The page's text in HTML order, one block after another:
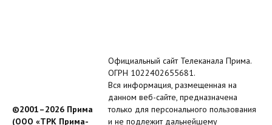
©2001–2026 Прима
(ООО «ТРК Прима-
Официальный сайт Телеканала Прима.
ОГРН 1022402655681.
Вся информация, размещенная на
данном веб-сайте, предназначена
только для персонального пользования
и не подлежит дальнейшему